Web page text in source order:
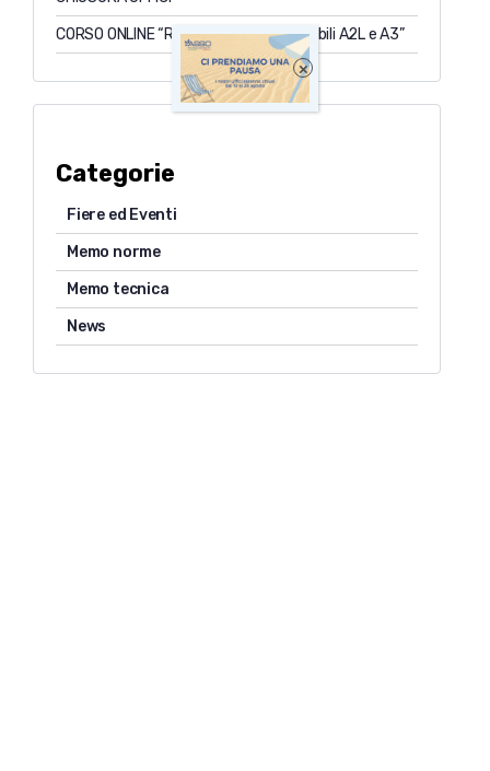
CORSO ONLINE “Refrigeranti infiammabili A2L e A3”
Categorie
Fiere ed Eventi
Memo norme
Memo tecnica
News
×